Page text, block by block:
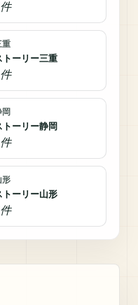
重
トーリー三重
トーリー静岡
形
トーリー山形